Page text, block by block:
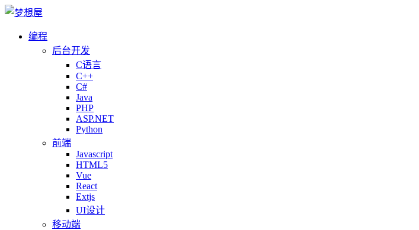
编程
后台开发
C语言
C++
C#
Java
PHP
ASP.NET
Python
前端
Javascript
HTML5
Vue
React
Extjs
UI设计
移动端